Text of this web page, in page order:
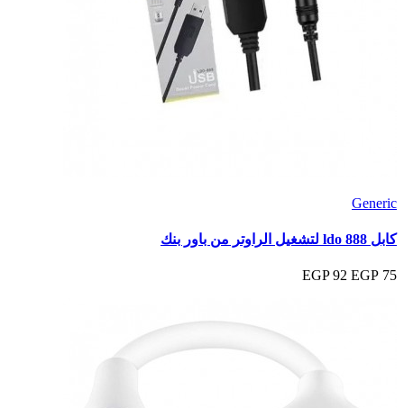
Generic
كابل ldo 888 لتشغيل الراوتر من باور بنك
75 EGP
92 EGP